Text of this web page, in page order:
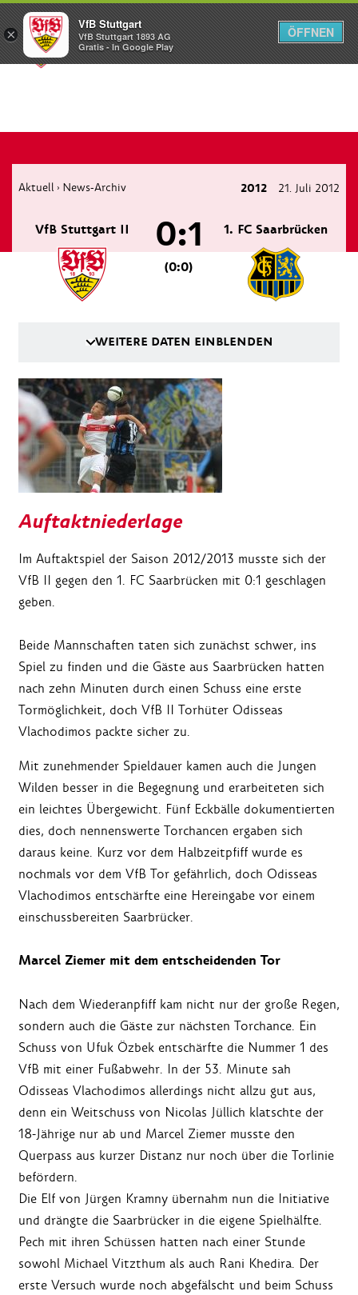
Menü
Aktuell › News-Archiv 2012 21. Juli 2012
VfB Stuttgart II 1. FC Saarbrücken
0:1
(0:0)
WEITERE DATEN EINBLENDEN
Auftaktniederlage
Im Auftaktspiel der Saison 2012/2013 musste sich der
VfB II gegen den 1. FC Saarbrücken mit 0:1 geschlagen
geben.
Beide Mannschaften taten sich zunächst schwer, ins
Spiel zu finden und die Gäste aus Saarbrücken hatten
nach zehn Minuten durch einen Schuss eine erste
Tormöglichkeit, doch VfB II Torhüter Odisseas
Vlachodimos packte sicher zu.
Mit zunehmender Spieldauer kamen auch die Jungen
Wilden besser in die Begegnung und erarbeiteten sich
ein leichtes Übergewicht. Fünf Eckbälle dokumentierten
dies, doch nennenswerte Torchancen ergaben sich
daraus keine. Kurz vor dem Halbzeitpfiff wurde es
nochmals vor dem VfB Tor gefährlich, doch Odisseas
Vlachodimos entschärfte eine Hereingabe vor einem
einschussbereiten Saarbrücker.
Marcel Ziemer mit dem entscheidenden Tor
Nach dem Wiederanpfiff kam nicht nur der große Regen,
sondern auch die Gäste zur nächsten Torchance. Ein
Schuss von Ufuk Özbek entschärfte die Nummer 1 des
VfB mit einer Fußabwehr. In der 53. Minute sah
Odisseas Vlachodimos allerdings nicht allzu gut aus,
denn ein Weitschuss von Nicolas Jüllich klatschte der
18-Jährige nur ab und Marcel Ziemer musste den
Querpass aus kurzer Distanz nur noch über die Torlinie
befördern.
Die Elf von Jürgen Kramny übernahm nun die Initiative
und drängte die Saarbrücker in die eigene Spielhälfte.
Pech mit ihren Schüssen hatten nach einer Stunde
sowohl Michael Vitzthum als auch Rani Khedira. Der
erste Versuch wurde noch abgefälscht und beim Schuss
×
VfB Stuttgart
VfB Stuttgart 1893 AG
Gratis - In Google Play
ÖFFNEN